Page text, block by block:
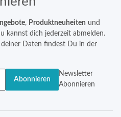
, Produktneuheiten und
kannst dich jederzeit abmelden.
Daten findest Du in der
Abonnieren
Newsletter
Abonnieren